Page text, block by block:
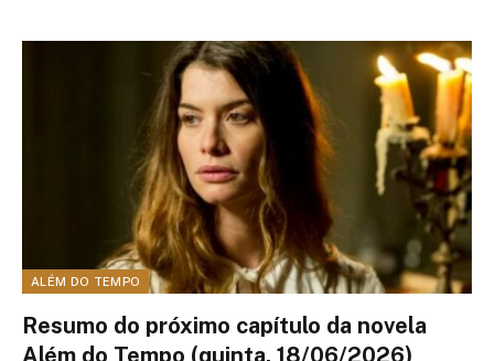
ALÉM DO TEMPO
Resumo do próximo capítulo da novela
Além do Tempo (quinta, 18/06/2026)